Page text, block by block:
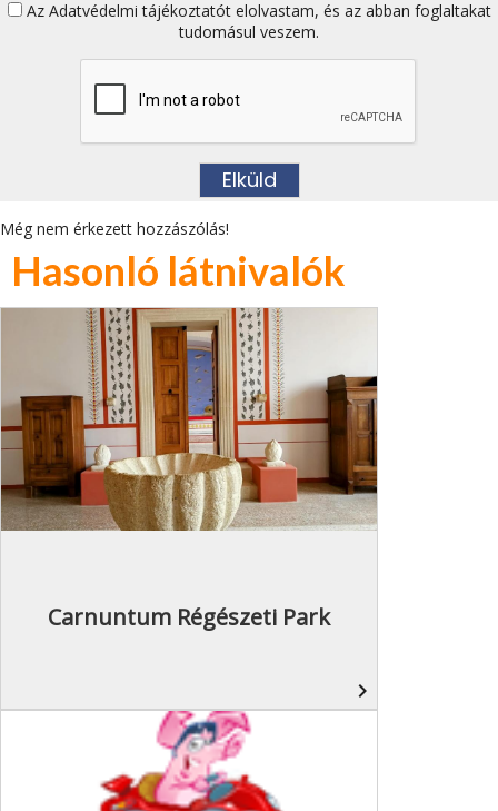
Az Adatvédelmi tájékoztatótelolvastam, és az abban foglaltakat
tudomásul veszem.
Még nem érkezett hozzászólás!
Hasonló látnivalók
Carnuntum Régészeti Park
navigate_next